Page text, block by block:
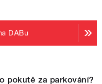
DABu
pokutě za parkování?